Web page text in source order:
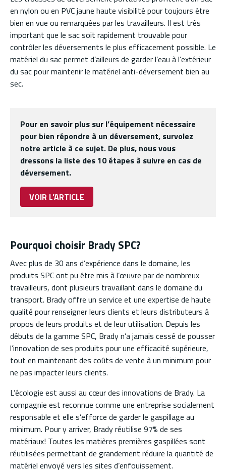
en nylon ou en PVC jaune haute visibilité pour toujours être
bien en vue ou remarquées par les travailleurs. Il est très
important que le sac soit rapidement trouvable pour
contrôler les déversements le plus efficacement possible. Le
matériel du sac permet d’ailleurs de garder l’eau à l’extérieur
du sac pour maintenir le matériel anti-déversement bien au
sec.
Pour en savoir plus sur l’équipement nécessaire
pour bien répondre à un déversement, survolez
notre article à ce sujet. De plus, nous vous
dressons la liste des 10 étapes à suivre en cas de
déversement.
VOIR L’ARTICLE
Pourquoi choisir Brady SPC?
Avec plus de 30 ans d’expérience dans le domaine, les
produits SPC ont pu être mis à l’œuvre par de nombreux
travailleurs, dont plusieurs travaillant dans le domaine du
transport. Brady offre un service et une expertise de haute
qualité pour renseigner leurs clients et leurs distributeurs à
propos de leurs produits et de leur utilisation. Depuis les
débuts de la gamme SPC, Brady n’a jamais cessé de pousser
l’innovation de ses produits pour une efficacité supérieure,
tout en maintenant des coûts de vente à un minimum pour
ne pas impacter leurs clients.
L’écologie est aussi au cœur des innovations de Brady. La
compagnie est reconnue comme une entreprise socialement
responsable et elle s’efforce de garder le gaspillage au
minimum. Pour y arriver, Brady réutilise 97% de ses
matériaux! Toutes les matières premières gaspillées sont
réutilisées permettant de grandement réduire la quantité de
matériel envoyé vers les sites d’enfouissement.